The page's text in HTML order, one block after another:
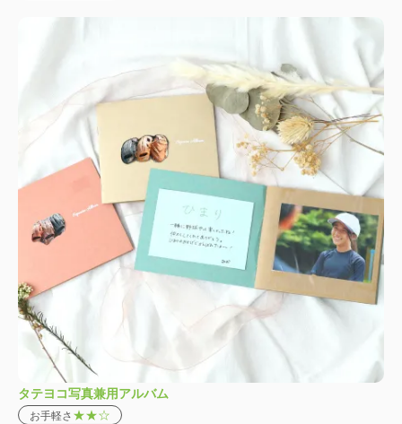
タテヨコ写真兼用アルバム
お手軽さ ★★☆